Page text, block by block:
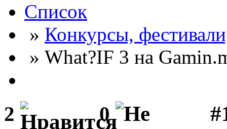
Список
» Конкурсы,
» What?IF 3 на
2 0